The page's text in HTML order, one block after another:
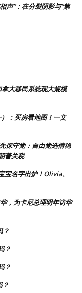
声”：在分裂阴影与“第
拿大移民系统现大规模
：买房看地图！一文
保守党：自由党选情稳
普关税
宝名字出炉！Olivia、
，为卡尼总理明年访华
？
？
？
？